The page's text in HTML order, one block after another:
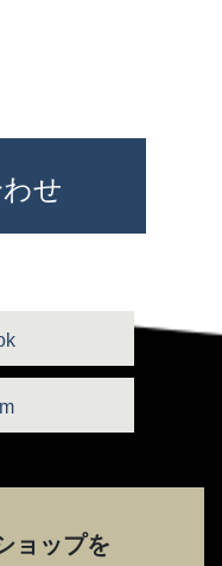
せ
ョップを